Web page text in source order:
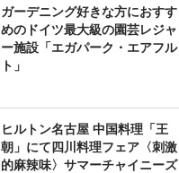
ガーデニング好きな方におすす
めのドイツ最大級の園芸レジャ
ー施設「エガパーク・エアフル
ト」
ヒルトン名古屋 中国料理「王
朝」にて四川料理フェア〈刺激
的麻辣味〉サマーチャイニーズ